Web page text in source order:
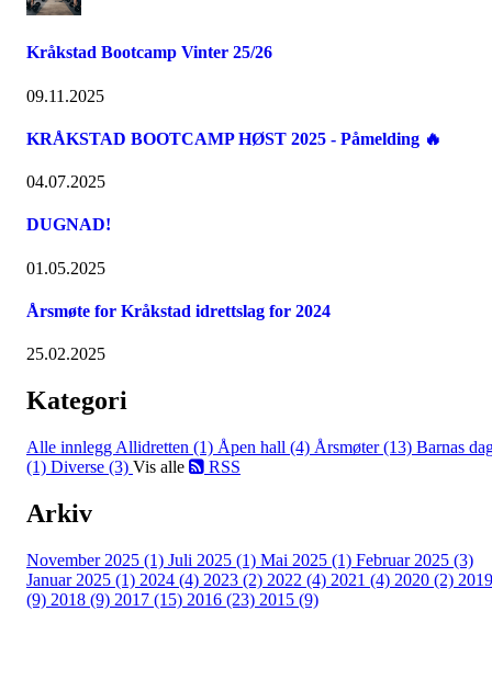
Kråkstad Bootcamp Vinter 25/26
09.11.2025
KRÅKSTAD BOOTCAMP HØST 2025 - Påmelding 🔥
04.07.2025
DUGNAD!
01.05.2025
Årsmøte for Kråkstad idrettslag for 2024
25.02.2025
Kategori
Alle innlegg Allidretten (1) Åpen hall (4) Årsmøter (13) Barnas
(1) Diverse (3) Vis alle RSS
Arkiv
November 2025 (1) Juli 2025 (1) Mai 2025 (1) Februar 2025 (3)
Januar 2025 (1) 2024 (4) 2023 (2) 2022 (4) 2021 (4) 2020 (2) 2019
(9) 2018 (9) 2017 (15) 2016 (23) 2015 (9)